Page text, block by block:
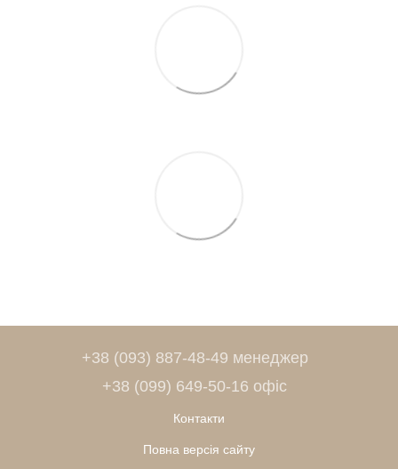
+38 (093) 887-48-49 менеджер
+38 (099) 649-50-16 офіс
Контакти
Повна версія сайту